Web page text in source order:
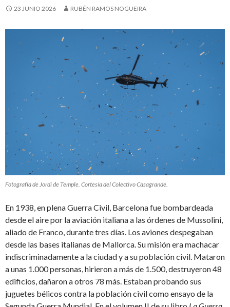
23 JUNIO 2026 RUBÉN RAMOS NOGUEIRA
Fotografía de Jordi de Temple. Cortesía del Colectivo Casagrande.
En 1938, en plena Guerra Civil, Barcelona fue bombardeada
desde el aire por la aviación italiana a las órdenes de Mussolini,
aliado de Franco, durante tres días. Los aviones despegaban
desde las bases italianas de Mallorca. Su misión era machacar
indiscriminadamente a la ciudad y a su población civil. Mataron
a unas 1.000 personas, hirieron a más de 1.500, destruyeron 48
edificios, dañaron a otros 78 más. Estaban probando sus
juguetes bélicos contra la población civil como ensayo de la